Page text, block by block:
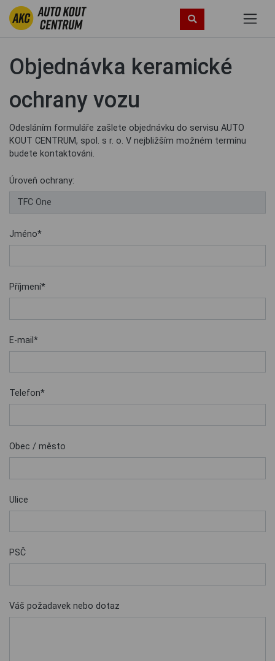
Objednávka keramické
ochrany vozu
Odesláním formuláře zašlete objednávku do servisu AUTO
KOUT CENTRUM, spol. s r. o. V nejbližším možném termínu
budete kontaktováni.
Úroveň ochrany:
Jméno*
Příjmení*
E-mail*
Telefon*
Obec / město
Ulice
PSČ
Váš požadavek nebo dotaz